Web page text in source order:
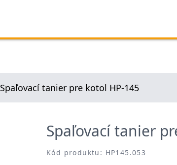
Spaľovací tanier pre kotol HP-145
Spaľovací tanier
Kód produktu: HP145.053